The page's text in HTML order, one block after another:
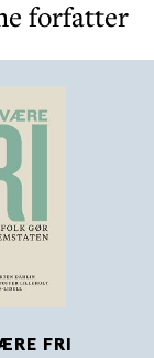
forfatter
FRI